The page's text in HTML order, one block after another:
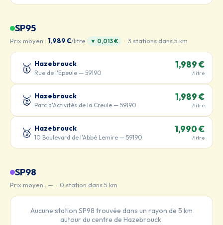
SP95
Prix moyen : 1,989 €/litre ▼ 0,013 € · 3 stations dans 5 km
🥇 Hazebrouck
Rue de l'Epeule — 59190
1,989 €
/litre
🥈 Hazebrouck
Parc d'Activités de la Creule — 59190
1,989 €
/litre
🥉 Hazebrouck
10 Boulevard de l'Abbé Lemire — 59190
1,990 €
/litre
SP98
Prix moyen : — · 0 station dans 5 km
Aucune station SP98 trouvée dans un rayon de 5 km
autour du centre de Hazebrouck.